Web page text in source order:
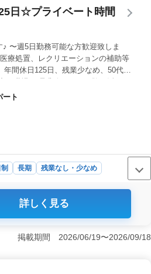
医療処置、食事や排泄補助など、
しながら、患者様に安心と快適
日☆プライベート時間
〜週5日勤務可能な方歓迎致しま
療処置、レクリエーションの補助等
間休日125日、残業少なめ、50代
ート
長期
残業なし・少なめ
時間を充実させることができる
ャリアチャンス＞ 経験豊富な50
詳しく見る
掲載期間 2026/06/19〜2026/09/18